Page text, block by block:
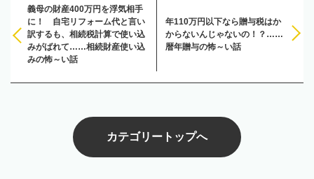
義母の財産400万円を浮気相手
に！ 自宅リフォーム代と言い
訳するも、相続税計算で使い込
みがばれて……相続財産使い込
みの怖～い話
年110万円以下なら贈与税はか
からないんじゃないの！？……
暦年贈与の怖～い話
カテゴリートップへ